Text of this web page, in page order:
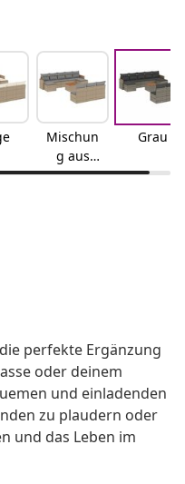
Mischun
g aus
Beige
Grau
perfekte Ergänzung
oder deinem
und einladenden
zu plaudern oder
und das Leben im